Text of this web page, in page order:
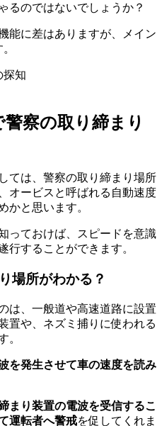
るのではないでしょうか？
能に差はありますが、メイン
探知
察の取り締まり
ては、警察の取り締まり場所
オービスと呼ばれる自動速度
かと思います。
っておけば、スピードを意識
行することができます。
場所がわかる？
は、一般道や高速道路に設置
置や、ネズミ捕りに使われる
。
を発生させて車の速度を読み
まり装置の電波を受信するこ
運転者へ警戒を促してくれま